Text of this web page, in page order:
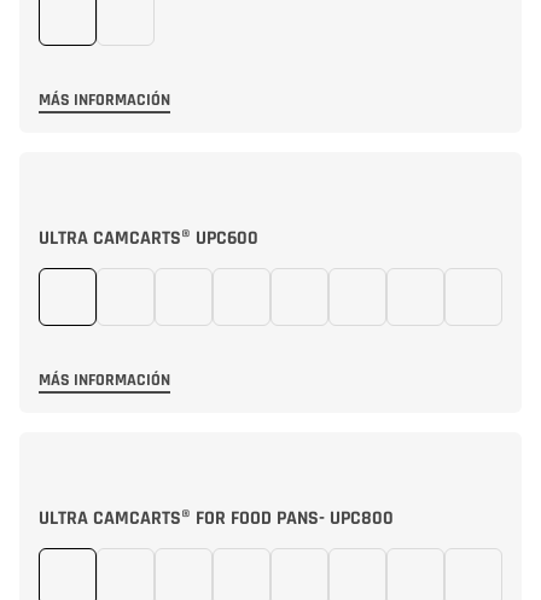
MÁS INFORMACIÓN
ULTRA CAMCARTS® UPC600
MÁS INFORMACIÓN
ULTRA CAMCARTS® FOR FOOD PANS- UPC800